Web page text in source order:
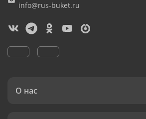
info@rus-buket.ru
О нас